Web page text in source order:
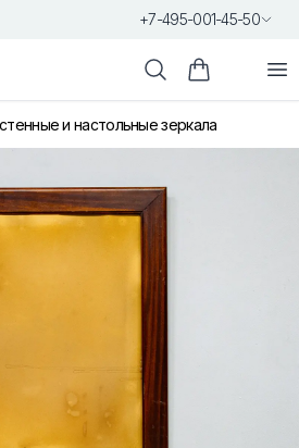
+7-495-001-45-50
ПоискКорзина
и настольные зеркала